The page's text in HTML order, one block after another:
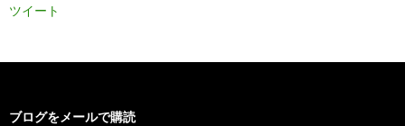
ツイート
ブログをメールで購読